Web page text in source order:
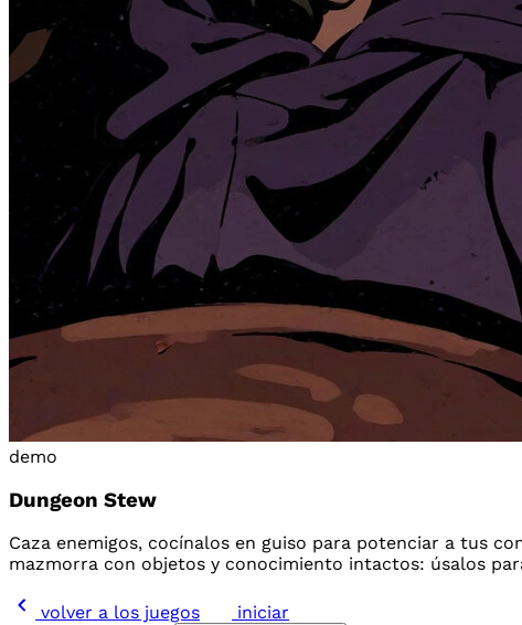
demo
Dungeon Stew
Caza enemigos, cocínalos en guiso para potenciar a tus
mazmorra con objetos y conocimiento intactos: úsalos
volver a los juegos
iniciar